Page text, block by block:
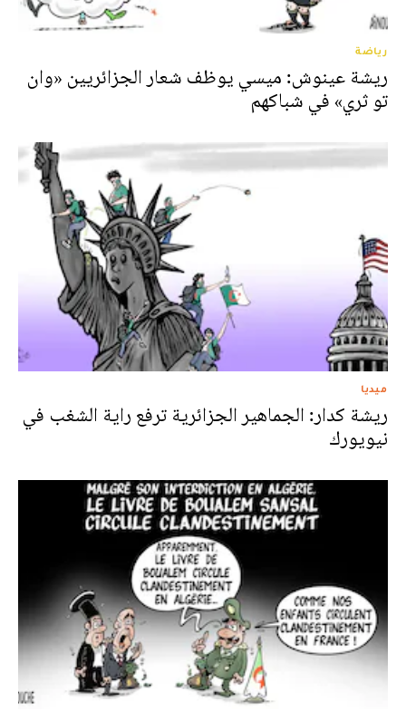
رياضة
ريشة عينوش: ميسي يوظف شعار الجزائريين «وان
تو ثري» في شباكهم
ميديا
ريشة كدار: الجماهير الجزائرية ترفع راية الشغب في
نيويورك